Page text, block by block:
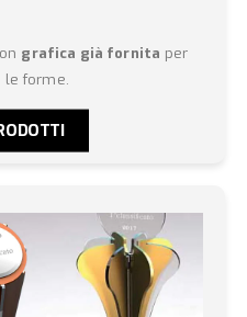
grafica già fornita per
le forme.